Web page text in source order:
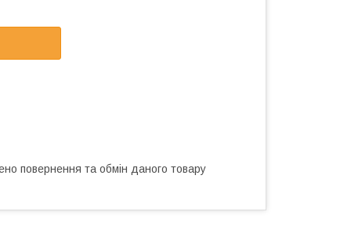
повернення та обмін даного товару